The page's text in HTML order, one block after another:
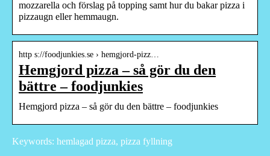
mozzarella och förslag på topping samt hur du bakar pizza i
pizzaugn eller hemmaugn.
http s://foodjunkies.se › hemgjord-pizz…
Hemgjord pizza – så gör du den
bättre – foodjunkies
Hemgjord pizza – så gör du den bättre – foodjunkies
Keywords: hemlagad pizza, pizza fyllning